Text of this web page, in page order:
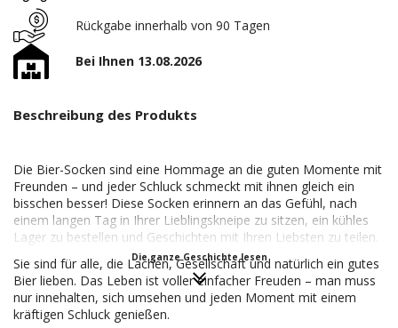
Rückgabe innerhalb von 90 Tagen
Bei Ihnen 13.08.2026
Beschreibung des Produkts
Die Bier-Socken sind eine Hommage an die guten Momente mit
Freunden – und jeder Schluck schmeckt mit ihnen gleich ein
bisschen besser! Diese Socken erinnern an das Gefühl, nach
einem langen Tag in Ihrer Lieblingskneipe zu sitzen, ein kühles
Lager zu bestellen und Geschichten mit Ihren Liebsten zu teilen.
Sie sind für alle, die Lachen, Gesellschaft und natürlich ein gutes
Bier lieben. Das Leben ist voller einfacher Freuden – man muss
nur innehalten, sich umsehen und jeden Moment mit einem
kräftigen Schluck genießen.
Die ganze Geschichte lesen